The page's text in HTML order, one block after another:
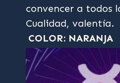
convencer a todos
Cualidad, valentía.
COLOR: NARANJA